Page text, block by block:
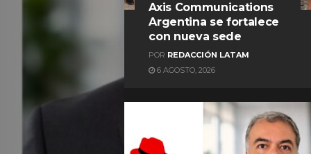
Axis Communications
Argentina se fortalece
con nueva sede
POR REDACCIÓN LATAM
6 AGOSTO, 2026